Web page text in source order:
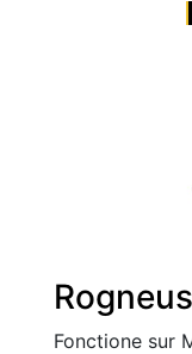
Fonctione sur